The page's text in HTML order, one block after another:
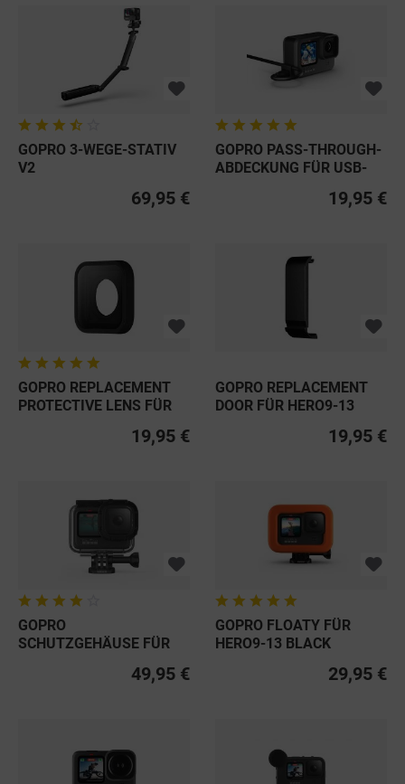
GOPRO 3-WEGE-STATIV
V2
69,95 €
GOPRO PASS-THROUGH-
ABDECKUNG FÜR USB-
19,95 €
GOPRO REPLACEMENT
PROTECTIVE LENS FÜR
19,95 €
GOPRO REPLACEMENT
DOOR FÜR HERO9-13
19,95 €
GOPRO
SCHUTZGEHÄUSE FÜR
49,95 €
GOPRO FLOATY FÜR
HERO9-13 BLACK
29,95 €